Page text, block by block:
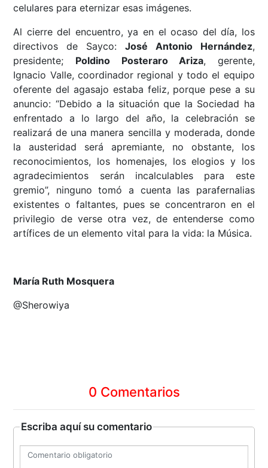
celulares para eternizar esas imágenes.
Al cierre del encuentro, ya en el ocaso del día, los
directivos de Sayco: José Antonio Hernández,
presidente; Poldino Posteraro Ariza, gerente,
Ignacio Valle, coordinador regional y todo el equipo
oferente del agasajo estaba feliz, porque pese a su
anuncio: “Debido a la situación que la Sociedad ha
enfrentado a lo largo del año, la celebración se
realizará de una manera sencilla y moderada, donde
la austeridad será apremiante, no obstante, los
reconocimientos, los homenajes, los elogios y los
agradecimientos serán incalculables para este
gremio”, ninguno tomó a cuenta las parafernalias
existentes o faltantes, pues se concentraron en el
privilegio de verse otra vez, de entenderse como
artífices de un elemento vital para la vida: la Música.
María Ruth Mosquera
@Sherowiya
0 Comentarios
Escriba aquí su comentario